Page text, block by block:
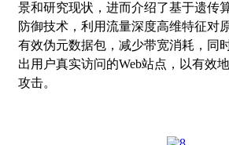
景和研究现状，进而介绍了基于遗传
防御技术，利用流量深度高维特征对
有效伪元数据包，减少带宽消耗，同
出用户真实访问的Web站点，以有效
攻击。